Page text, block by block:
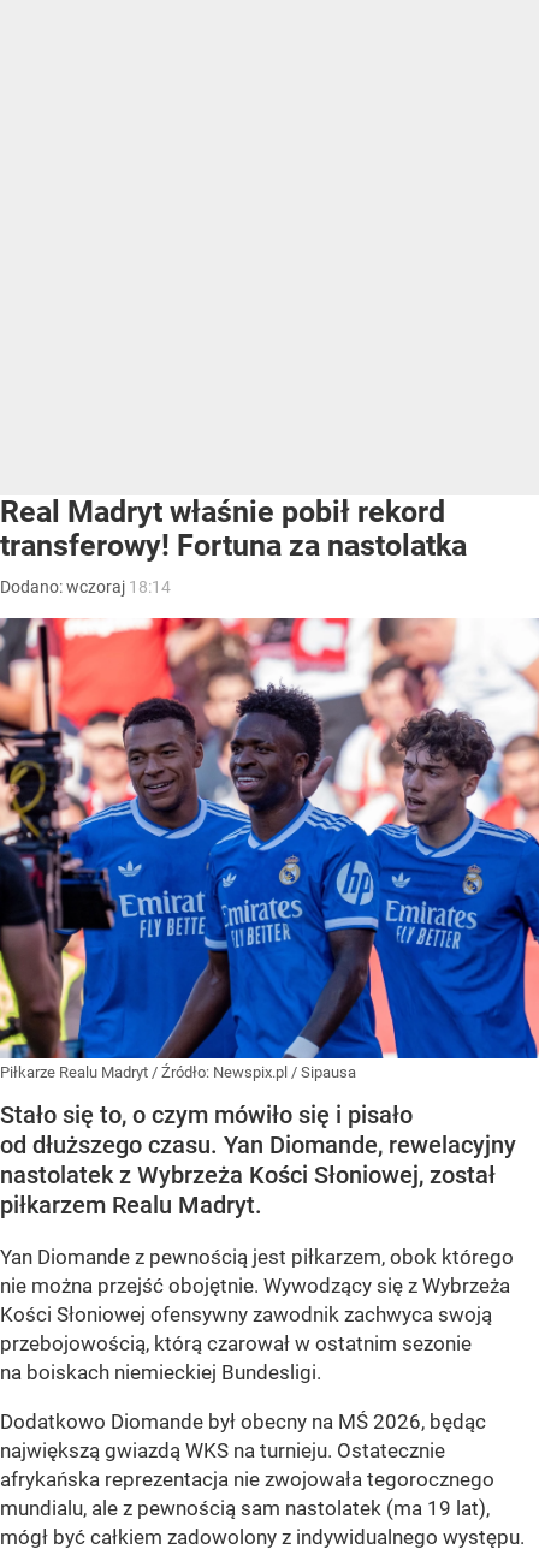
Real Madryt właśnie pobił rekord
transferowy! Fortuna za nastolatka
Dodano:wczoraj 18:14
Piłkarze Realu Madryt / Źródło: Newspix.pl / Sipausa
Stało się to, o czym mówiło się i pisało
od dłuższego czasu. Yan Diomande, rewelacyjny
nastolatek z Wybrzeża Kości Słoniowej, został
piłkarzem Realu Madryt.
Yan Diomande z pewnością jest piłkarzem, obok którego
nie można przejść obojętnie. Wywodzący się z Wybrzeża
Kości Słoniowej ofensywny zawodnik zachwyca swoją
przebojowością, którą czarował w ostatnim sezonie
na boiskach niemieckiej Bundesligi.
Dodatkowo Diomande był obecny na MŚ 2026, będąc
największą gwiazdą WKS na turnieju. Ostatecznie
afrykańska reprezentacja nie zwojowała tegorocznego
mundialu, ale z pewnością sam nastolatek (ma 19 lat),
mógł być całkiem zadowolony z indywidualnego występu.